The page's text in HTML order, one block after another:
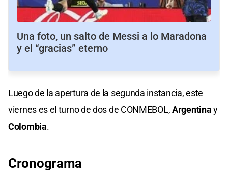
Una foto, un salto de Messi a lo Maradona
y el “gracias” eterno
Luego de la apertura de la segunda instancia, este
viernes es el turno de dos de CONMEBOL,Argentinay
Colombia.
Cronograma